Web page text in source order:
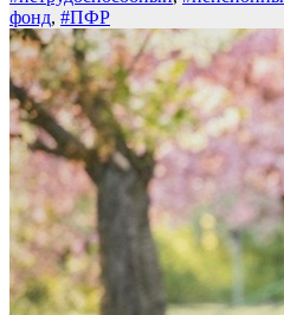
фонд, #ПФР